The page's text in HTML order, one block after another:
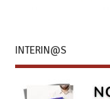
INTERIN@S